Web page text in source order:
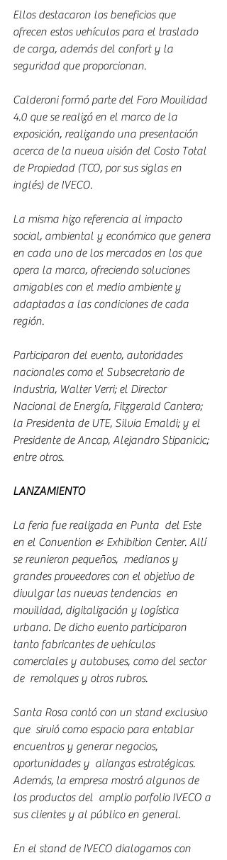
Ellos destacaron los beneficios que
ofrecen estos vehículos para el traslado
de carga, además del confort y la
seguridad que proporcionan.
Calderoni formó parte del Foro Movilidad
4.0 que se realizó en el marco de la
exposición, realizando una presentación
acerca de la nueva visión del Costo Total
de Propiedad (TCO, por sus siglas en
inglés) de IVECO.
La misma hizo referencia al impacto
social, ambiental y económico que genera
en cada uno de los mercados en los que
opera la marca, ofreciendo soluciones
amigables con el medio ambiente y
adaptadas a las condiciones de cada
región.
Participaron del evento, autoridades
nacionales como el Subsecretario de
Industria, Walter Verri; el Director
Nacional de Energía, Fitzgerald Cantero;
la Presidenta de UTE, Silvia Emaldi; y el
Presidente de Ancap, Alejandro Stipanicic;
entre otros.
LANZAMIENTO
La feria fue realizada en Punta  del Este
en el Convention & Exhibition Center. Allí
se reunieron pequeños,  medianos y
grandes proveedores con el objetivo de
divulgar las nuevas tendencias  en
movilidad, digitalización y logística
urbana. De dicho evento participaron
tanto fabricantes de vehículos
comerciales y autobuses, como del sector
de  remolques y otros rubros.
Santa Rosa contó con un stand exclusivo
que  sirvió como espacio para entablar
encuentros y generar negocios,
oportunidades y  alianzas estratégicas.
Además, la empresa mostró algunos de
los productos del  amplio porfolio IVECO a
sus clientes y al público en general.
En el stand de IVECO dialogamos con